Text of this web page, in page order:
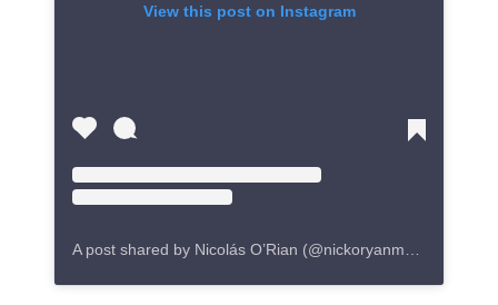
View this post on Instagram